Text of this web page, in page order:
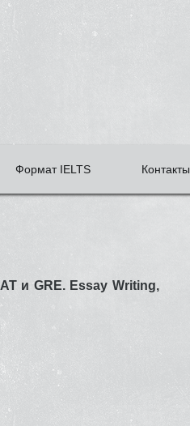
Формат IELTS Контакты
и GRE. Essay Writing,